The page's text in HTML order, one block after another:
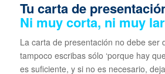
Tu carta de
Ni muy corta, ni muy
La carta de presentación no debe ser
tampoco escribas sólo ‘porque hay
es suficiente, y si no es necesario,